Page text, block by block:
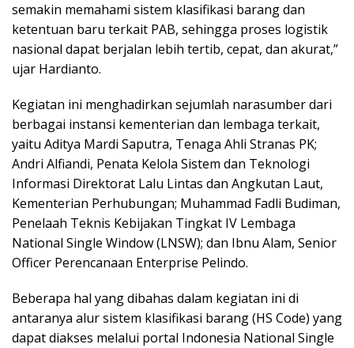
semakin memahami sistem klasifikasi barang dan
ketentuan baru terkait PAB, sehingga proses logistik
nasional dapat berjalan lebih tertib, cepat, dan akurat,”
ujar Hardianto.
Kegiatan ini menghadirkan sejumlah narasumber dari
berbagai instansi kementerian dan lembaga terkait,
yaitu Aditya Mardi Saputra, Tenaga Ahli Stranas PK;
Andri Alfiandi, Penata Kelola Sistem dan Teknologi
Informasi Direktorat Lalu Lintas dan Angkutan Laut,
Kementerian Perhubungan; Muhammad Fadli Budiman,
Penelaah Teknis Kebijakan Tingkat IV Lembaga
National Single Window (LNSW); dan Ibnu Alam, Senior
Officer Perencanaan Enterprise Pelindo.
Beberapa hal yang dibahas dalam kegiatan ini di
antaranya alur sistem klasifikasi barang (HS Code) yang
dapat diakses melalui portal Indonesia National Single